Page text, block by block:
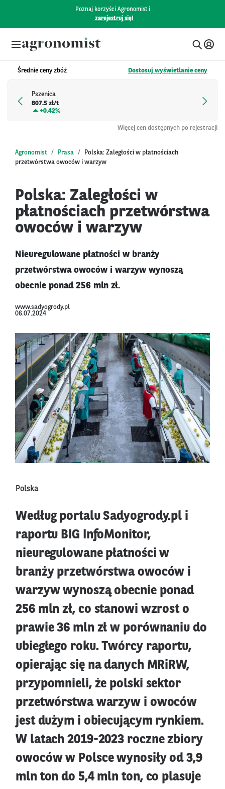
Poznaj korzyści Agronomist i
zarejestruj się!
Średnie ceny zbóż Dostosuj wyświetlanie ceny
Pszenica
807.5 zł/t
+0.42%
Więcej cen dostępnych po rejestracji
Agronomist Prasa
Polska: Zaległości w płatnościach
przetwórstwa owoców i warzyw
Polska: Zaległości w
płatnościach przetwórstwa
owoców i warzyw
Nieuregulowane płatności w branży
przetwórstwa owoców i warzyw wynoszą
obecnie ponad 256 mln zł.
www.sadyogrody.pl
06.07.2024
Polska
Według portalu Sadyogrody.pl i
raportu BIG InfoMonitor,
nieuregulowane płatności w
branży przetwórstwa owoców i
warzyw wynoszą obecnie ponad
256 mln zł, co stanowi wzrost o
prawie 36 mln zł w porównaniu do
ubiegłego roku. Twórcy raportu,
opierając się na danych MRiRW,
przypomnieli, że polski sektor
przetwórstwa warzyw i owoców
jest dużym i obiecującym rynkiem.
W latach 2019-2023 roczne zbiory
owoców w Polsce wynosiły od 3,9
mln ton do 5,4 mln ton, co plasuje